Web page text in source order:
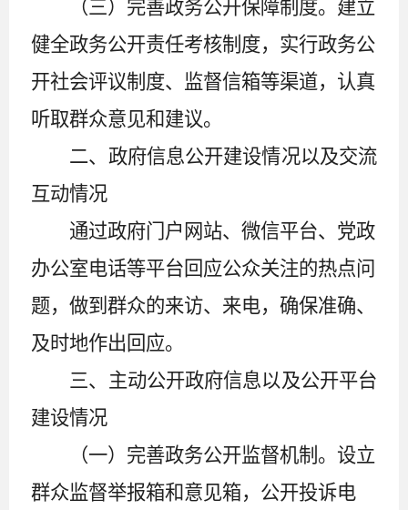
（三）完善政务公开保障制度。 建立
健全政务公开责任考核制度，实行政务公
开社会评议制度、监督信箱等渠道，认真
听取群众意见和建议。
二、政府信息公开建设情况以及交流
互动情况
通过政府门户网站、微信平台、党政
办公室电话等平台回应公众关注的热点问
题，做到群众的来访、来电，确保准确、
及时地作出回应。
三、主动公开政府信息以及公开平台
建设情况
（一）完善政务公开监督机制。 设立
群众监督举报箱和意见箱，公开投诉电